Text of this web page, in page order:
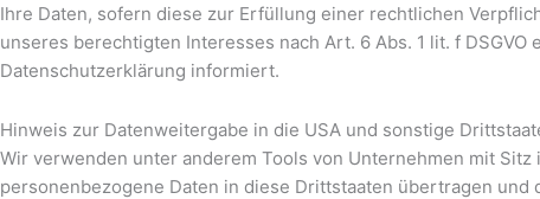
Ihre Daten, sofern diese zur Erfüllung einer rechtlichen
unseres berechtigten Interesses nach Art. 6 Abs. 1 lit. f
Datenschutzerklärung informiert.
Hinweis zur Datenweitergabe in die USA und sonstige
Wir verwenden unter anderem Tools von Unternehmen mit
personenbezogene Daten in diese Drittstaaten übertragen